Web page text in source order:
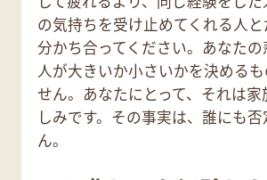
の気持ちを受け止めてくれる人
分かち合ってください。あなた
人が大きいか小さいかを決める
せん。あなたにとって、それは
しみです。その事実は、誰にも
ん。